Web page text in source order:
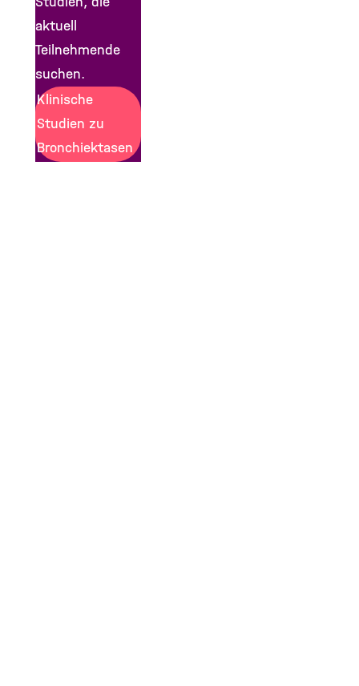
aktuell
Teilnehmende
suchen.
Klinische
Studien zu
Bronchiektasen